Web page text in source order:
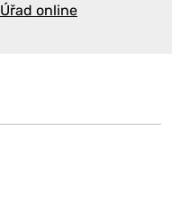
Úřad online